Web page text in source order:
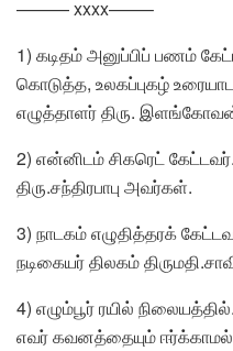
——— xxxx——–
1) கடிதம் அனுப்பிப் பணம்
கொடுத்த, உலகப்புகழ்
எழுத்தாளர் திரு.
2) என்னிடம் சிகரெட்
திரு.சந்திரபாபு அவர்கள்.
3) நாடகம் எழுதித்தரக்
நடிகையர் திலகம்
4) எழும்பூர் ரயில்
எவர் கவனத்தையும் ஈர்க்காமல்